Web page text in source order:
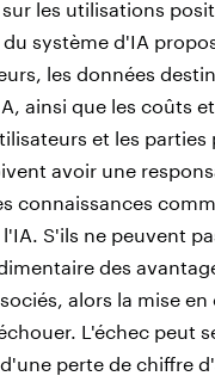
les utilisations
système d'IA
les données
ainsi que les coûts
et les parties
avoir une
connaissances
S'ils ne peuvent
des
alors la mise
L'échec peut
perte de chiffre